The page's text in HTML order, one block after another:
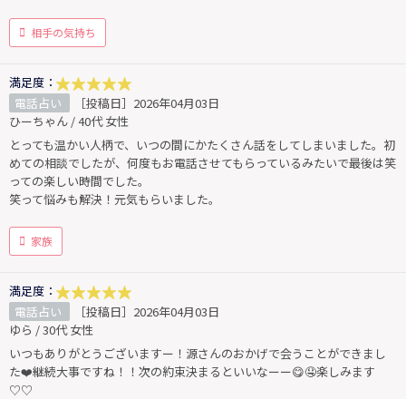
相手の気持ち
満足度：
電話占い
［投稿日］2026年04月03日
ひーちゃん / 40代 女性
とっても温かい人柄で、いつの間にかたくさん話をしてしまいました。初
めての相談でしたが、何度もお電話させてもらっているみたいで最後は笑
っての楽しい時間でした。
笑って悩みも解決！元気もらいました。
家族
満足度：
電話占い
［投稿日］2026年04月03日
ゆら / 30代 女性
いつもありがとうございますー！源さんのおかげで会うことができまし
た❤️継続大事ですね！！次の約束決まるといいなーー😋🤤楽しみます
♡♡